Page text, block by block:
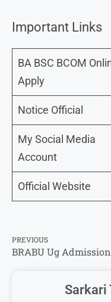
Important Links
BA BSC BCOM
Apply
Notice Official
My Social Media
Account
Official Website
PREVIOUS
Sarkari